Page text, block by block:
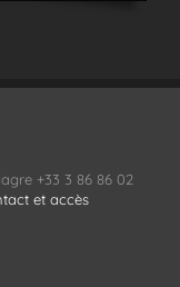
+33 3 86 86 02
et accès